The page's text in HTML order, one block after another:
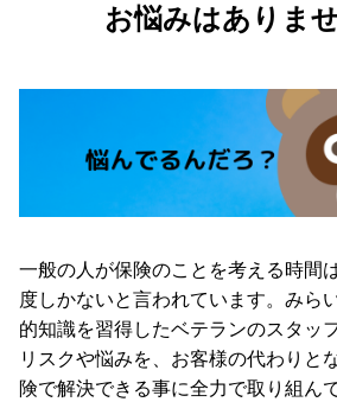
お悩みはありま
一般の人が保険のことを考える時間
度しかないと言われています。みら
的知識を習得したベテランのスタッ
リスクや悩みを、お客様の代わりと
険で解決できる事に全力で取り組ん